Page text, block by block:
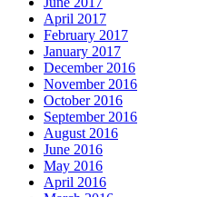
April 2017
February 2017
January 2017
December 2016
November 2016
October 2016
September 2016
August 2016
June 2016
May 2016
April 2016